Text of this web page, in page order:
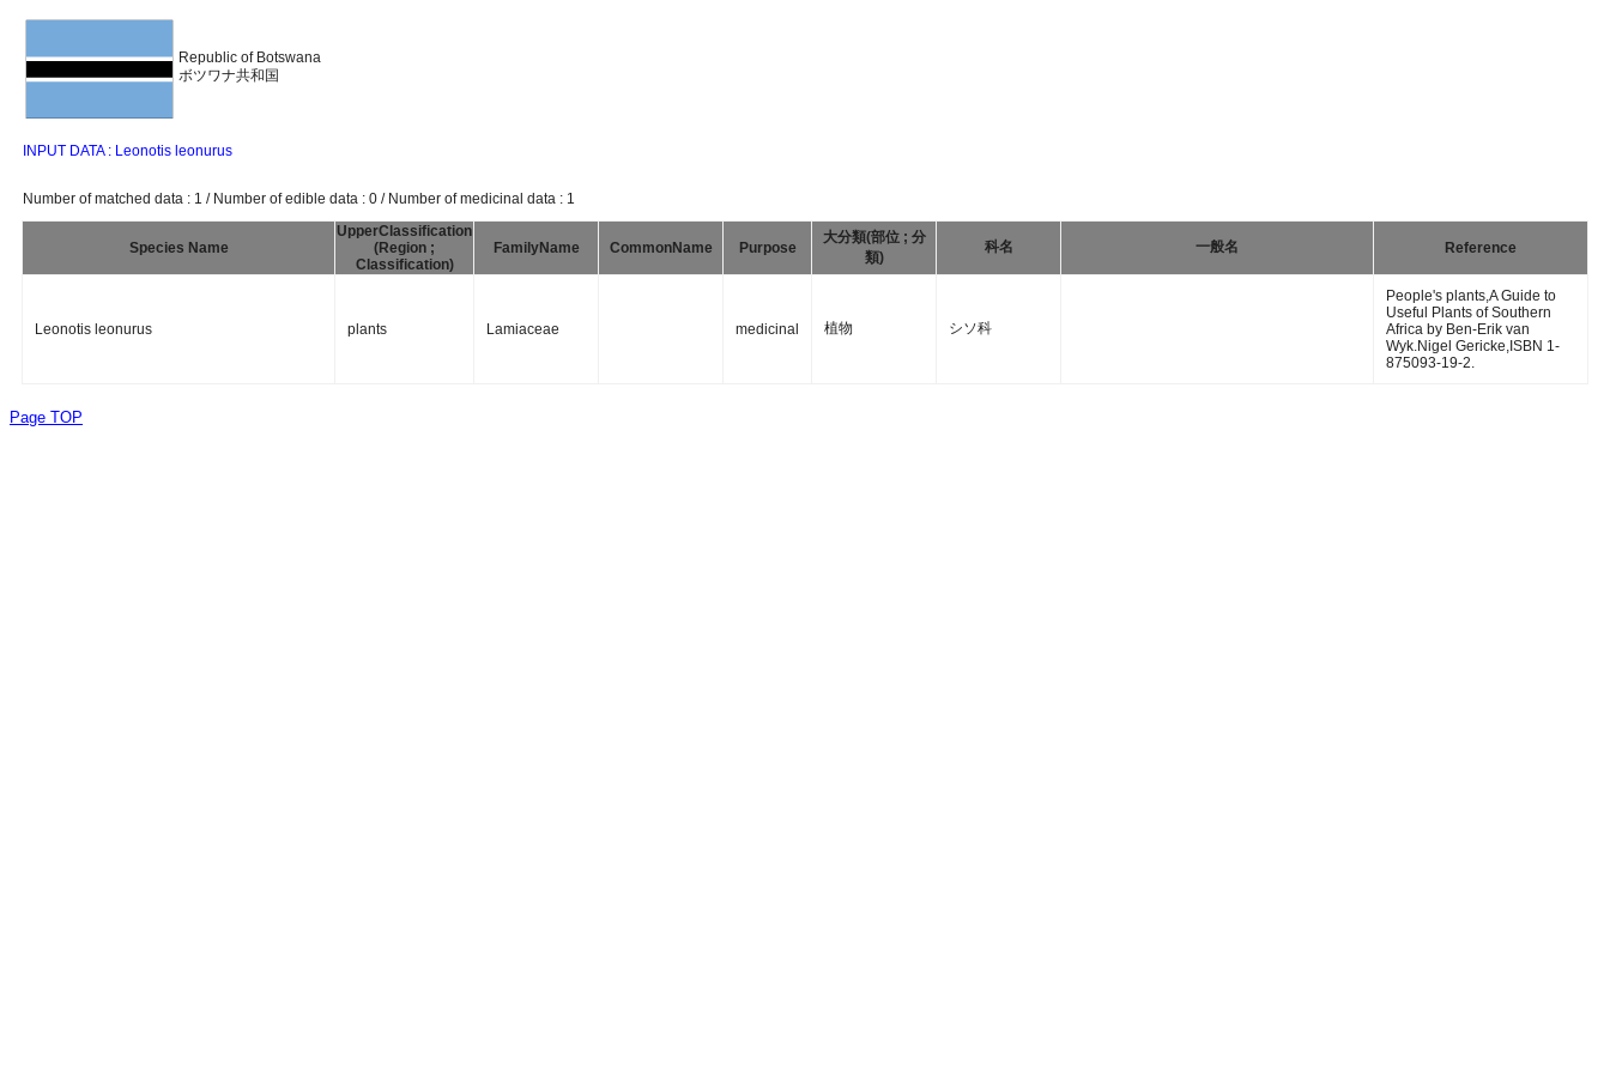
Republic of Botswana
ボツワナ共和国
INPUT DATA : Leonotis leonurus
Number of matched data : 1 / Number of edible data : 0 / Number of medicinal data : 1
Species Name
UpperClassification
(Region ;
Classification)
FamilyName CommonName Purpose
大分類(部位 ; 分
類)
科名 一般名 Reference
Leonotis leonurus plants Lamiaceae medicinal 植物 シソ科
People's plants,A Guide to
Useful Plants of Southern
Africa by Ben-Erik van
Wyk.Nigel Gericke,ISBN 1-
875093-19-2.
Page TOP